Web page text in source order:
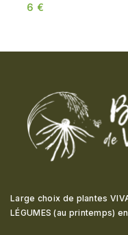
6 €
Large choix de plantes
LÉGUMES (au printemps)